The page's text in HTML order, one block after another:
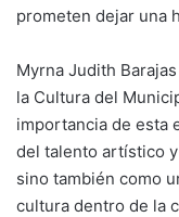
prometen dejar una
Myrna Judith
la Cultura del
importancia de esta
del talento artístico
sino también como
cultura dentro de la